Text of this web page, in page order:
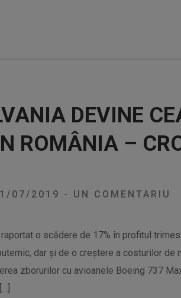
DEVINE
ROMÂNIA –
07/2019 - UN COMENTARIU
o scădere de 17% în profitul
dar și de o creștere a costurilor de
zborurilor cu avioanele Boeing 737